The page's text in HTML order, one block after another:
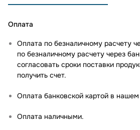
Оплата
Оплата по безналичному расчету
по безналичному расчету через
согласовать сроки поставки
получить счет.
Оплата банковской картой в
Оплата наличными.